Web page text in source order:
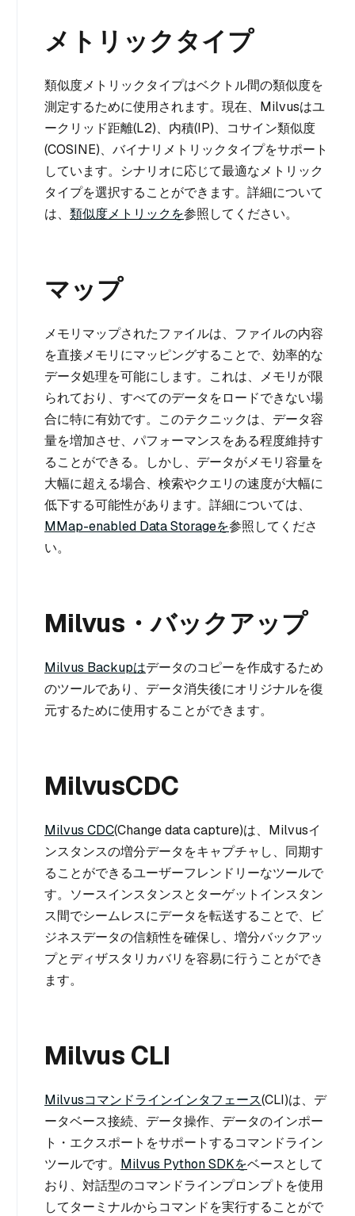
メトリックタイプ
類似度メトリックタイプはベクトル間の類似度を
測定するために使用されます。現在、Milvusはユ
ークリッド距離(L2)、内積(IP)、コサイン類似度
(COSINE)、バイナリメトリックタイプをサポート
しています。シナリオに応じて最適なメトリック
タイプを選択することができます。詳細について
は、 類似度メトリックを参照してください。
マップ
メモリマップされたファイルは、ファイルの内容
を直接メモリにマッピングすることで、効率的な
データ処理を可能にします。これは、メモリが限
られており、すべてのデータをロードできない場
合に特に有効です。このテクニックは、データ容
量を増加させ、パフォーマンスをある程度維持す
ることができる。しかし、データがメモリ容量を
大幅に超える場合、検索やクエリの速度が大幅に
低下する可能性があります。詳細については、
MMap-enabled Data Storageを参照してくださ
い。
Milvus・バックアップ
Milvus Backupはデータのコピーを作成するため
のツールであり、データ消失後にオリジナルを復
元するために使用することができます。
MilvusCDC
Milvus CDC(Change data capture)は、Milvusイ
ンスタンスの増分データをキャプチャし、同期す
ることができるユーザーフレンドリーなツールで
す。ソースインスタンスとターゲットインスタン
ス間でシームレスにデータを転送することで、ビ
ジネスデータの信頼性を確保し、増分バックアッ
プとディザスタリカバリを容易に行うことができ
ます。
Milvus CLI
Milvusコマンドラインインタフェース(CLI)は、デ
ータベース接続、データ操作、データのインポー
ト・エクスポートをサポートするコマンドライン
ツールです。 Milvus Python SDKをベースとして
おり、対話型のコマンドラインプロンプトを使用
してターミナルからコマンドを実行することがで